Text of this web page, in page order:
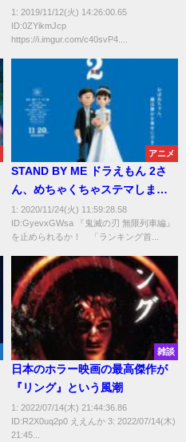
1: 2019/11/12(火) 14:26:00.65
ID:0ZYikmJcp
https://i.imgur.com/c40svP4....
アニメ
STAND BY ME ドラえもん 2さ
ん、めちゃくちゃステマしまく
ってしまう。「鬼滅を超える感
動」
1: 2020/11/24(火) 11:59:28.58
ID:GyevxGWsa 『鬼滅の刃 無限列車編』
を止められるか！ 「ランキング首...
雑談
日本のホラー映画の最高傑作が
『リング』という風潮
1: 2022/07/14(木) 21:44:36.86
ID:R2X0uq2p0 ええんか 3: 2022/07/14(木)
21:45...